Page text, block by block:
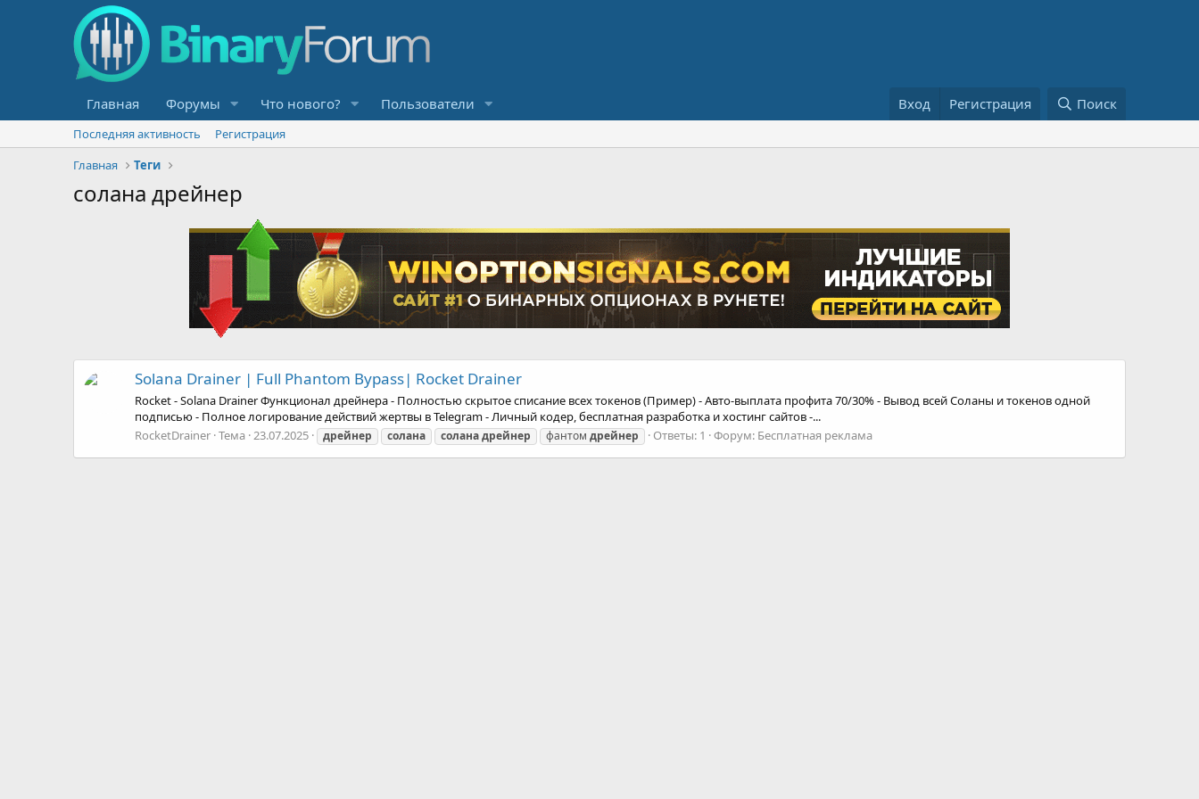
Главная Форумы Что нового? Пользователи Вход Регистрация Поиск
Последняя активность
Регистрация
Главная
Теги
солана дрейнер
Solana Drainer | Full Phantom Bypass| Rocket Drainer
Rocket - Solana Drainer Функционал дрейнера - Полностью скрытое списание всех токенов (Пример) - Авто-выплата профита 70/30% - Вывод всей Соланы и токенов одной
подписью - Полное логирование действий жертвы в Telegram - Личный кодер, бесплатная разработка и хостинг сайтов -...
RocketDrainer Тема 23.07.2025 дрейнер солана соланадрейнер фантом дрейнер Ответы: 1 Форум: Бесплатная реклама